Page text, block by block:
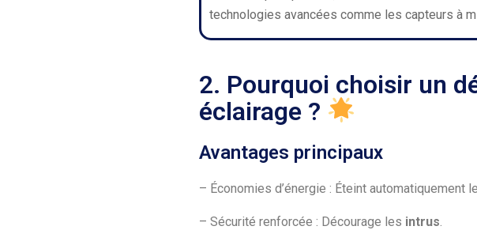
technologies avancées comme les capteurs à
2. Pourquoi choisir un
éclairage ?
Avantages principaux
– Économies d’énergie : Éteint automatiquement
– Sécurité renforcée : Décourage les intrus